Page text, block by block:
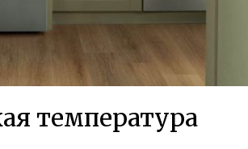
температура